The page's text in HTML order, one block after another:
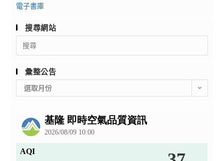
電子書庫
搜尋網站
Search
for:
彙整公告
整
選取月份